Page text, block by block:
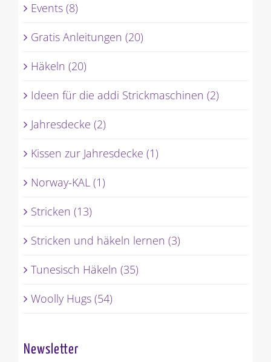
Events (8)
Gratis Anleitungen (20)
Häkeln (20)
Ideen für die addi Strickmaschinen (2)
Jahresdecke (2)
Kissen zur Jahresdecke (1)
Norway-KAL (1)
Stricken (13)
Stricken und häkeln lernen (3)
Tunesisch Häkeln (35)
Woolly Hugs (54)
Newsletter